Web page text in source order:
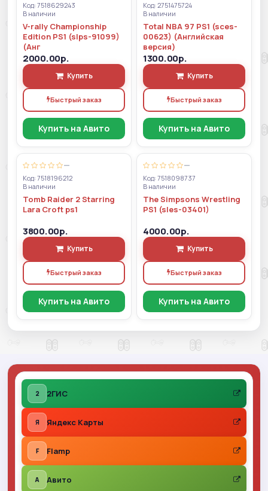
Код: 7518629243
В наличии
V-rally Championship
Edition PS1 (slps-91099)
(Анг
2000.00р.
Купить
Быстрый заказ
Купить на Авито
Код: 2751475724
В наличии
Total NBA 97 PS1 (sces-
00623) (Английская
версия)
1300.00р.
Купить
Быстрый заказ
Купить на Авито
—
Код: 7518196212
В наличии
Tomb Raider 2 Starring
Lara Croft ps1
3800.00р.
Купить
Быстрый заказ
Купить на Авито
—
Код: 7518098737
В наличии
The Simpsons Wrestling
PS1 (sles-03401)
4000.00р.
Купить
Быстрый заказ
Купить на Авито
2 2ГИС
Я Яндекс Карты
F Flamp
A Авито